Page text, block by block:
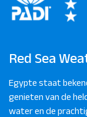
Red Sea
Egypte staat
genieten van de
water en de